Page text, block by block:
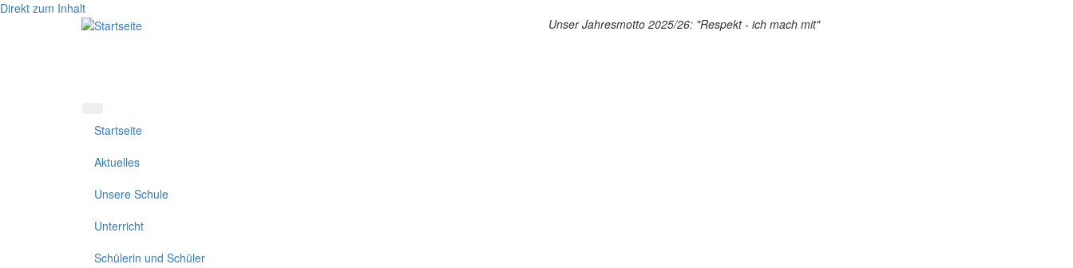
Direkt zum Inhalt
Unser Jahresmotto 2025/26: "Respekt - ich mach mit"
Startseite
Aktuelles
Unsere Schule
Unterricht
Schülerin und Schüler